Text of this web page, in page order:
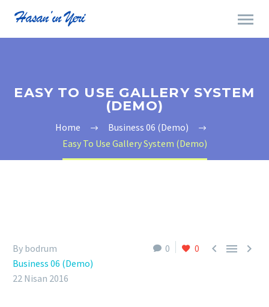
EASY TO USE GALLERY SYSTEM
(DEMO)
Home
Business 06 (Demo)
Easy To Use Gallery System (Demo)
0 0   
By bodrum
Business 06 (Demo)
22 Nisan 2016